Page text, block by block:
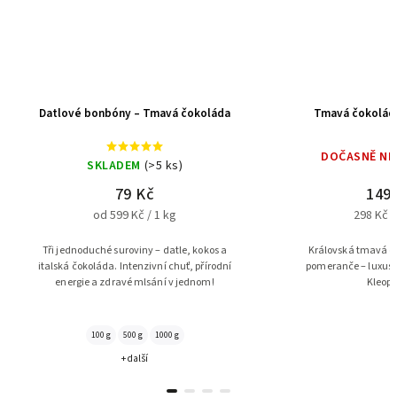
Datlové bonbóny – Tmavá čokoláda
SKLADEM (>5 ks)
79 Kč
od 599 Kč / 1 kg
Tři jednoduché suroviny – datle, kokos a
italská čokoláda. Intenzivní chuť, přírodní
energie a zdravé mlsání v jednom!
100 g 500 g 1000 g
+ další
Tmavá
DOČASNĚ
149
298 Kč
Královská tmavá
pomeranče –